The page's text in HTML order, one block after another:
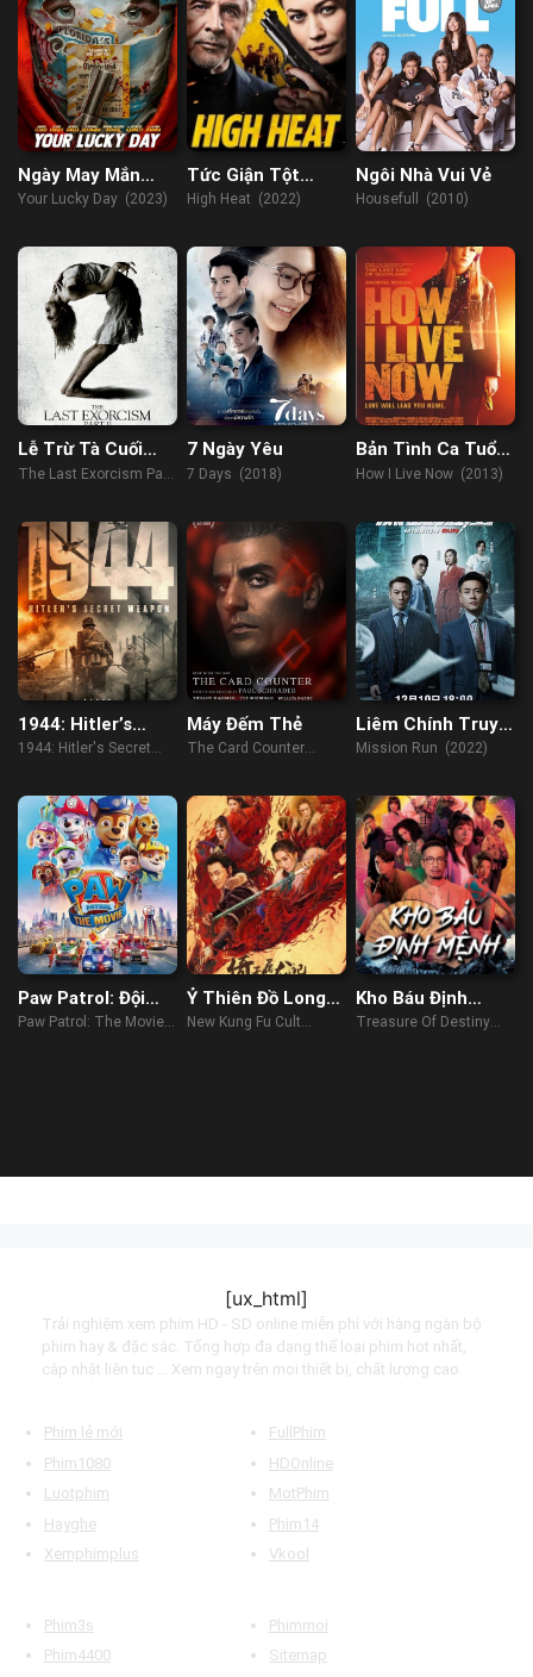
Ngày May Mắn
Của Bạn
Your Lucky Day (2023)
Tức Giận Tột
Cùng
High Heat (2022)
Ngôi Nhà Vui Vẻ
Housefull (2010)
Lễ Trừ Tà Cuối
Cùng: Phần 2
The Last Exorcism Part
7 Ngày Yêu
7 Days (2018)
Bản Tình Ca Tuổi
Trẻ
How I Live Now (2013)
1944: Hitler’s
Secret Weapon
1944: Hitler's Secret
Máy Đếm Thẻ
The Card Counter
Liêm Chính Truy
Kích
Mission Run (2022)
Paw Patrol: Đội
Đặc Nhiệm Siêu
Paw Patrol: The Movie
Ỷ Thiên Đồ Long
Ký: Thánh Hỏa
New Kung Fu Cult
Kho Báu Định
Mệnh
Treasure Of Destiny